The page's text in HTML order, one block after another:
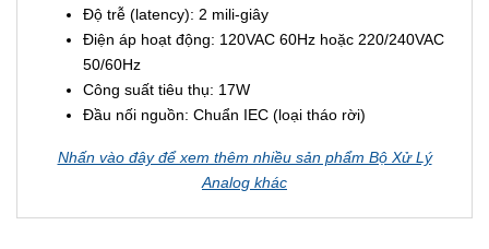
Độ trễ (latency): 2 mili-giây
Điện áp hoạt động: 120VAC 60Hz hoặc 220/240VAC
50/60Hz
Công suất tiêu thụ: 17W
Đầu nối nguồn: Chuẩn IEC (loại tháo rời)
Nhấn vào đây để xem thêm nhiều sản phẩm Bộ Xử Lý
Analog khác